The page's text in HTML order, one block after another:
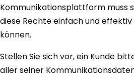
Kommunikationsplattform muss
diese Rechte einfach und
können.
Stellen Sie sich vor, ein Kunde
aller seiner